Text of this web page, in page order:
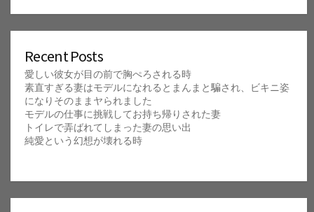
Recent Posts
愛しい彼女が目の前で胸ぺろされる時
素直すぎる妻はモデルになれるとまんまと騙され、ビキニ姿
になりそのままヤられました
モデルの仕事に挑戦してお持ち帰りされた妻
トイレで弄ばれてしまった妻の思い出
純愛という幻想が壊れる時